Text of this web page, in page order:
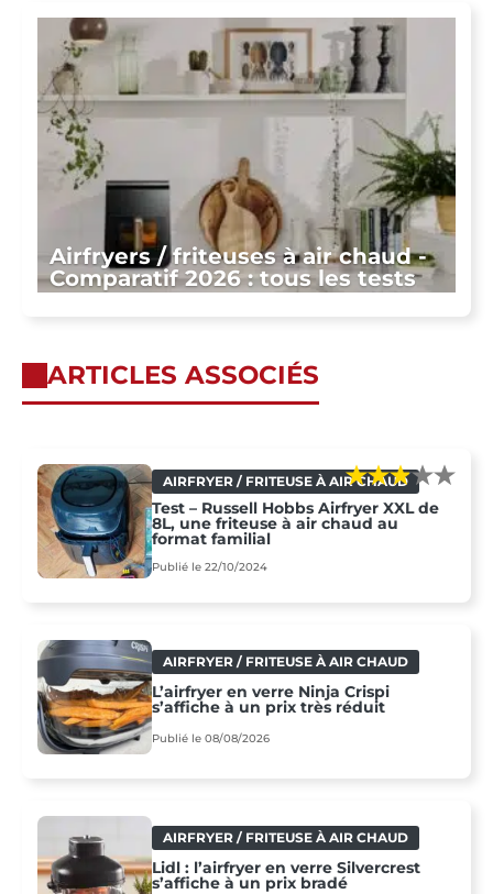
Airfryers / friteuses à air chaud -
Comparatif 2026 : tous les tests
ARTICLES ASSOCIÉS
AIRFRYER / FRITEUSE À AIR CHAUD
Test – Russell Hobbs Airfryer XXL de
8L, une friteuse à air chaud au
format familial
Publié le 22/10/2024
AIRFRYER / FRITEUSE À AIR CHAUD
L’airfryer en verre Ninja Crispi
s’affiche à un prix très réduit
Publié le 08/08/2026
AIRFRYER / FRITEUSE À AIR CHAUD
Lidl : l’airfryer en verre Silvercrest
s’affiche à un prix bradé